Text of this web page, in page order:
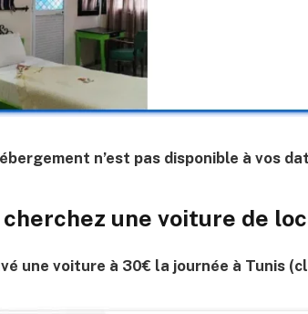
n’est pas disponible à vos
cherchez une voiture de
une voiture à 30€ la journée à Tunis